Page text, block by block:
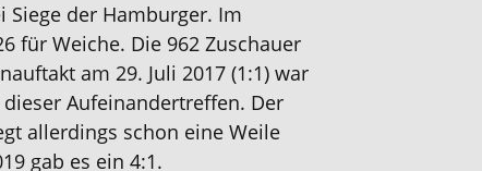
Siege der Hamburger. Im
für Weiche. Die 962 Zuschauer
am 29. Juli 2017 (1:1) war
Aufeinandertreffen. Der
allerdings schon eine Weile
gab es ein 4:1.